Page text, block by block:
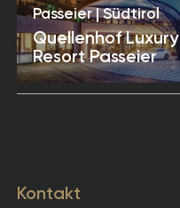
Passeier | Südtirol
Quellenhof Luxury
Resort Passeier
Kontakt